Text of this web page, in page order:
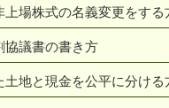
上場株式の名義変更をする
協議書の書き方
土地と現金を公平に分ける